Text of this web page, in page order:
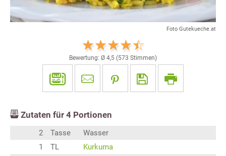
Foto Gutekueche.at
Bewertung: Ø 4,5 (573 Stimmen)
Zutaten für 4 Portionen
2 Tasse
Wasser
1
TL
Kurkuma